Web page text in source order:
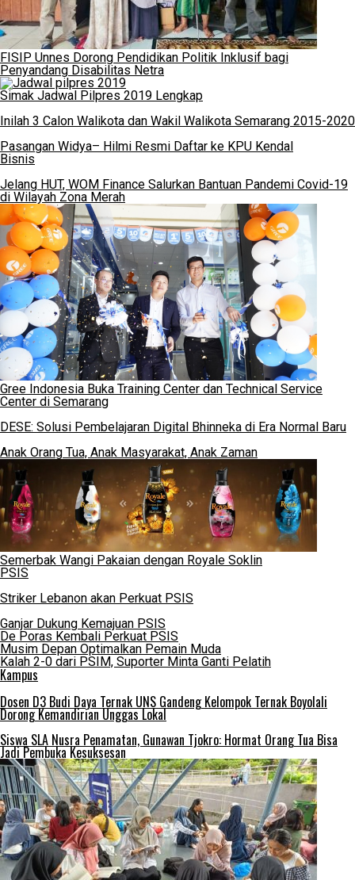
FISIP Unnes Dorong Pendidikan Politik Inklusif bagi
Penyandang Disabilitas Netra
Simak Jadwal Pilpres 2019 Lengkap
Inilah 3 Calon Walikota dan Wakil Walikota Semarang 2015-2020
Pasangan Widya– Hilmi Resmi Daftar ke KPU Kendal
Bisnis
Jelang HUT, WOM Finance Salurkan Bantuan Pandemi Covid-19
di Wilayah Zona Merah
Gree Indonesia Buka Training Center dan Technical Service
Center di Semarang
DESE: Solusi Pembelajaran Digital Bhinneka di Era Normal Baru
Anak Orang Tua, Anak Masyarakat, Anak Zaman
Semerbak Wangi Pakaian dengan Royale Soklin
PSIS
Striker Lebanon akan Perkuat PSIS
Ganjar Dukung Kemajuan PSIS
De Poras Kembali Perkuat PSIS
Musim Depan Optimalkan Pemain Muda
Kalah 2-0 dari PSIM, Suporter Minta Ganti Pelatih
Kampus
Dosen D3 Budi Daya Ternak UNS Gandeng Kelompok Ternak Boyolali
Dorong Kemandirian Unggas Lokal
Siswa SLA Nusra Penamatan, Gunawan Tjokro: Hormat Orang Tua Bisa
Jadi Pembuka Kesuksesan